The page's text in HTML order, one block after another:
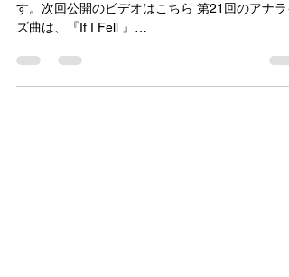
す。次回公開のビデオはこちら 第21回のアナラ
ズ曲は、『If I Fell 』
NL8_xkhfQnUOA...